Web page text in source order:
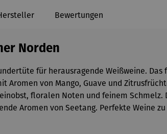
Bewertungen
Norden
für herausragende Weißweine.
Aromen von Mango, Guave und
floralen Noten und feinem
Aromen von Seetang. Perfekte Weine